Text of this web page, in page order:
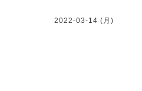
2022-03-14 (月)